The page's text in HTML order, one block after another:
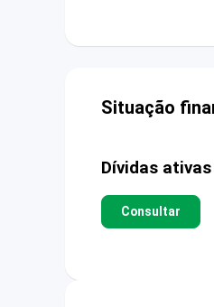
Situação
Dívidas
Consultar